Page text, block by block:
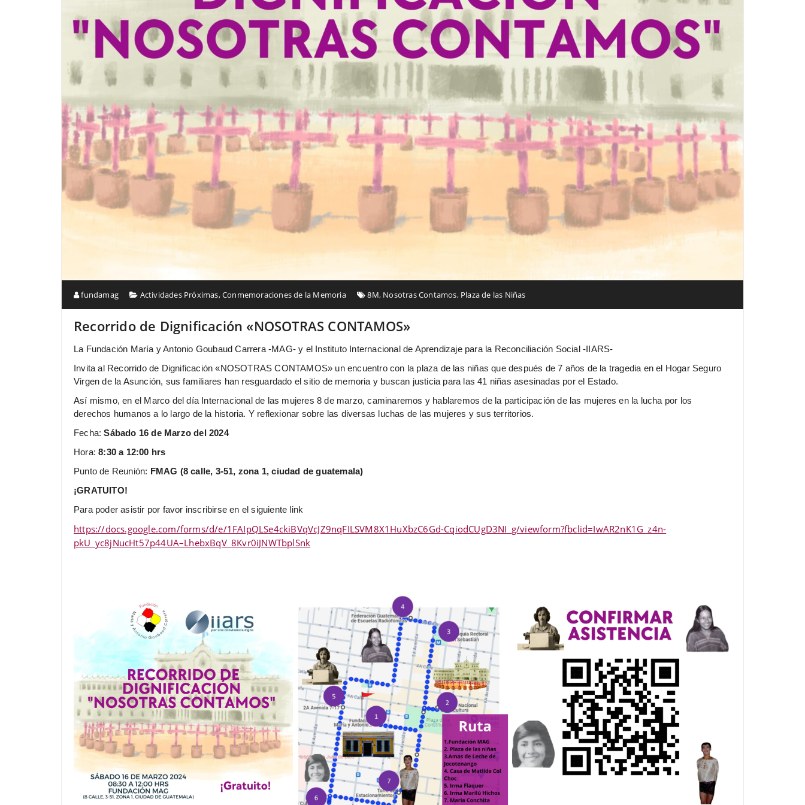
fundamag Actividades Próximas,Conmemoraciones de la Memoria 8M, Nosotras Contamos, Plaza de las Niñas
Recorrido de Dignificación «NOSOTRAS CONTAMOS»
La Fundación María y Antonio Goubaud Carrera -MAG- y el Instituto Internacional de Aprendizaje para la Reconciliación Social -IIARS-
Invita al Recorrido de Dignificación «NOSOTRAS CONTAMOS» un encuentro con la plaza de las niñas que después de 7 años de la tragedia en el Hogar Seguro
Virgen de la Asunción, sus familiares han resguardado el sitio de memoria y buscan justicia para las 41 niñas asesinadas por el Estado.
Así mismo, en el Marco del día Internacional de las mujeres 8 de marzo, caminaremos y hablaremos de la participación de las mujeres en la lucha por los
derechos humanos a lo largo de la historia. Y reflexionar sobre las diversas luchas de las mujeres y sus territorios.
Fecha:Sábado 16 de Marzo del 2024
Hora:8:30 a 12:00 hrs
Punto de Reunión: FMAG (8 calle, 3-51, zona 1, ciudad de guatemala)
¡GRATUITO!
Para poder asistir por favor inscribirse en el siguiente link
https://docs.google.com/forms/d/e/1FAIpQLSe4ckiBVqVcJZ9nqFILSVM8X1HuXbzC6Gd-CqiodCUgD3NI_g/viewform?fbclid=IwAR2nK1G_z4n-
pkU_yc8jNucHt57p44UA–LhebxBqV_8Kvr0iJNWTbplSnk